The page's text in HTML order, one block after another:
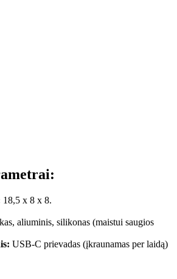
18,5 x 8 x 8.
aliuminis, silikonas (maistui saugios
USB-C prievadas (įkraunamas per laidą)